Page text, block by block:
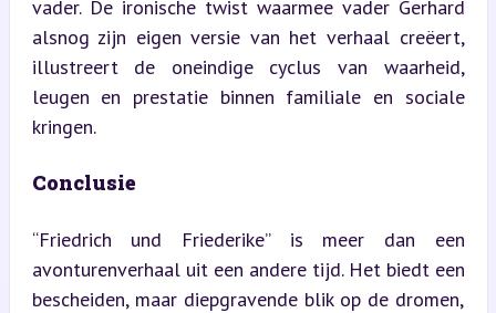
vader. De ironische twist waarmee vader Gerhard
alsnog zijn eigen versie van het verhaal creëert,
illustreert de oneindige cyclus van waarheid,
leugen en prestatie binnen familiale en sociale
kringen.
Conclusie
“Friedrich und Friederike” is meer dan een
avonturenverhaal uit een andere tijd. Het biedt een
bescheiden, maar diepgravende blik op de dromen,